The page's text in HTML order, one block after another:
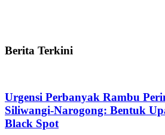
Berita Terkini
Urgensi Perbanyak Rambu
Siliwangi-Narogong: Bentuk
Black Spot